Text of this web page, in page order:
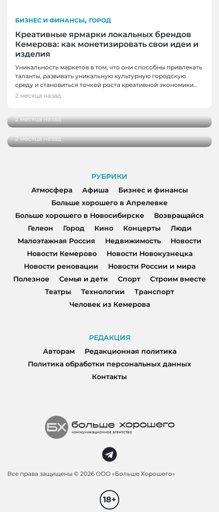
БИЗНЕС И ФИНАНСЫ, ГОРОД
Креативные ярмарки локальных брендов
Кемерова: как монетизировать свои идеи и
изделия
Уникальность маркетов в том, что они способны привлекать
таланты, развивать уникальную культурную городскую
среду и становиться точкой роста креативной экономики…
2 месяца назад
БИЗНЕС И ФИНАНСЫ, НОВОСТИ, НОВОСТИ
КЕМЕРОВО
В Кемерове презентовали книгу о
женщинах, которые не побоялись начать
2 месяца назад
БИЗНЕС И ФИНАНСЫ
вашему бизнесу – вот тактика роста!
2 месяца назад
РУБРИКИ
Атмосфера
Афиша
Бизнес и финансы
Больше хорошего в Апрелевке
Больше хорошего в Новосибирске
Возвращайся
Гелеон
Город Кино Концерты
Люди
Малоэтажная Россия
Недвижимость
Новости
Новости Кемерово
Новости Новокузнецка
Новости реновации
Новости России и мира
Полезное
Семья и дети Спорт
Строим вместе
Театры
Технологии
Транспорт
Человек из Кемерова
РЕДАКЦИЯ
Авторам
Редакционная политика
Политика обработки персональных данных
Контакты
Все права защищены © 2026 ООО «Больше Хорошего»
18+